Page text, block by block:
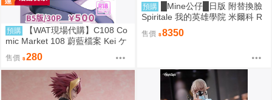
預購
【WAT現場代購】C108 Co
mic Market 108 蔚藍檔案 Kei ケ
イちゃん かいはつけいかくっ！
售價 280
預購
█Mine公仔█日版 附替換臉
Spiritale 我的英雄學院 米爾科 R
abbit 1/7 PVC D9265
售價 8350